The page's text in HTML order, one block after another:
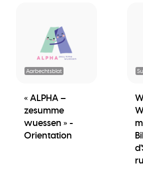
Aarbechtsblat
« ALPHA –
zesumme
wuessen » -
Orientation